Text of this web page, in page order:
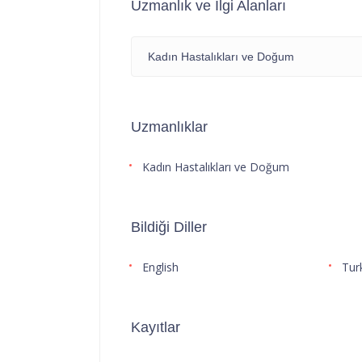
Uzmanlık ve İlgi Alanları
Kadın Hastalıkları ve Doğum
Uzmanlıklar
Kadın Hastalıkları ve Doğum
Bildiği Diller
English
Kayıtlar